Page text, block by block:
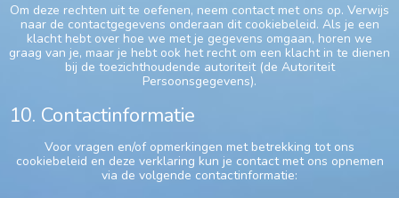
Om deze rechten uit te oefenen, neem contact met ons op. Verwijs
naar de contactgegevens onderaan dit cookiebeleid. Als je een
klacht hebt over hoe we met je gegevens omgaan, horen we
graag van je, maar je hebt ook het recht om een klacht in te dienen
bij de toezichthoudende autoriteit (de Autoriteit
Persoonsgegevens).
10. Contactinformatie
Voor vragen en/of opmerkingen met betrekking tot ons
cookiebeleid en deze verklaring kun je contact met ons opnemen
via de volgende contactinformatie: